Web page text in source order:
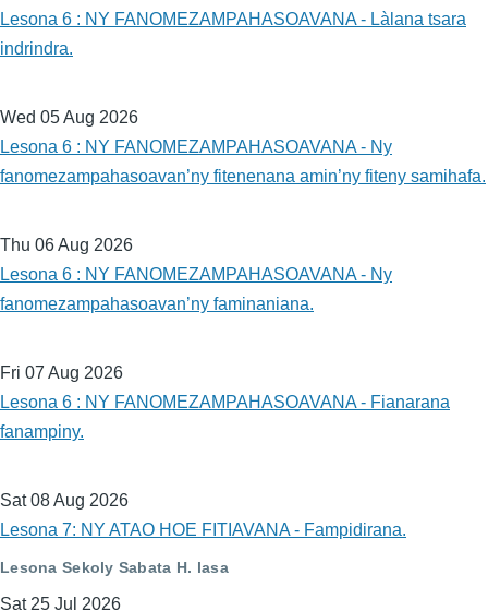
Lesona 6 : NY FANOMEZAMPAHASOAVANA - Làlana tsara
indrindra.
Wed 05 Aug 2026
Lesona 6 : NY FANOMEZAMPAHASOAVANA - Ny
fanomezampahasoavan’ny fitenenana amin’ny fiteny samihafa.
Thu 06 Aug 2026
Lesona 6 : NY FANOMEZAMPAHASOAVANA - Ny
fanomezampahasoavan’ny faminaniana.
Fri 07 Aug 2026
Lesona 6 : NY FANOMEZAMPAHASOAVANA - Fianarana
fanampiny.
Sat 08 Aug 2026
Lesona 7: NY ATAO HOE FITIAVANA - Fampidirana.
Lesona Sekoly Sabata H. lasa
Sat 25 Jul 2026